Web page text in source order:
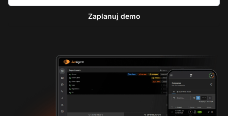
Zaplanuj demo